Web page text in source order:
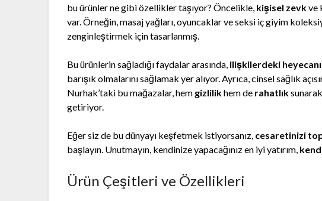
bu ürünler ne gibi özellikler taşıyor? Öncelikle, kişisel zevkve
var. Örneğin, masaj yağları, oyuncaklar ve seksi iç giyim
zenginleştirmek için tasarlanmış.
Bu ürünlerin sağladığı faydalar arasında, ilişkilerdeki
barışık olmalarını sağlamak yer alıyor. Ayrıca, cinsel sağlık
Nurhak’taki bu mağazalar, hem gizlilikhem de rahatlık
getiriyor.
Eğer siz de bu dünyayı keşfetmek istiyorsanız, cesaretinizi
başlayın. Unutmayın, kendinize yapacağınız en iyi yatırım,
Ürün Çeşitleri ve Özellikleri